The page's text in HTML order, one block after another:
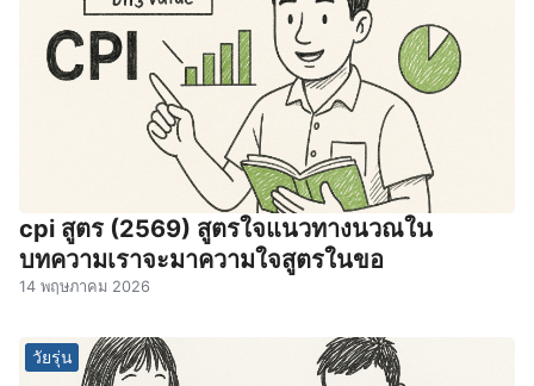
cpi สูตร (2569) สูตรใจแนวทางนวณใน
บทความเราจะมาความใจสูตรในขอ
14 พฤษภาคม 2026
วัยรุ่น